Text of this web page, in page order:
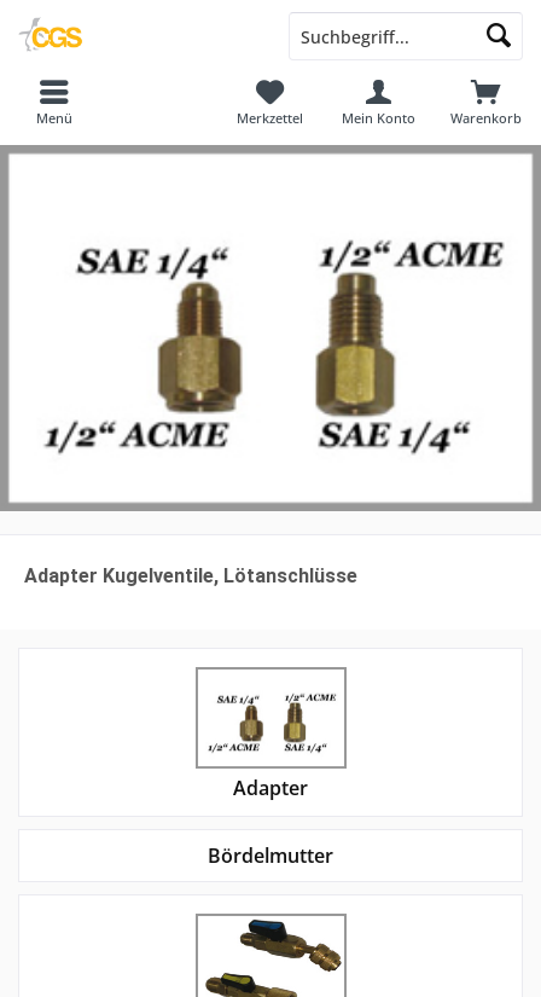
Warenkorb
Merkzettel Mein Konto
Menü
Adapter Kugelventile, Lötanschlüsse
Adapter
Bördelmutter